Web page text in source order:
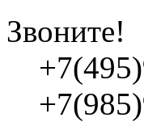
Звоните!